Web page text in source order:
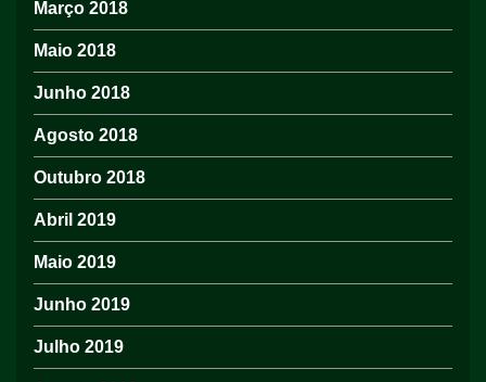
Março 2018
Maio 2018
Junho 2018
Agosto 2018
Outubro 2018
Abril 2019
Maio 2019
Junho 2019
Julho 2019